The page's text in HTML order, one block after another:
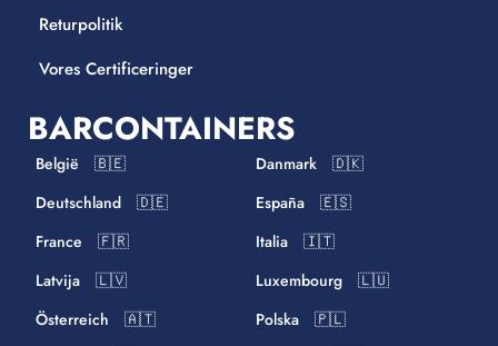
Returpolitik
Vores Certificeringer
BARCONTAINERS
België 🇧🇪
Danmark 🇩🇰
Deutschland 🇩🇪
España 🇪🇸
France 🇫🇷
Italia 🇮🇹
Latvija 🇱🇻
Luxembourg 🇱🇺
Österreich 🇦🇹
Polska 🇵🇱